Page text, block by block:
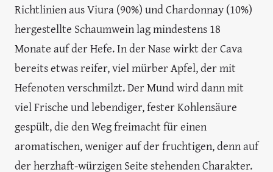
Richtlinien aus Viura (90%) und Chardonnay (10%)
hergestellte Schaumwein lag mindestens 18
Monate auf der Hefe. In der Nase wirkt der Cava
bereits etwas reifer, viel mürber Apfel, der mit
Hefenoten verschmilzt. Der Mund wird dann mit
viel Frische und lebendiger, fester Kohlensäure
gespült, die den Weg freimacht für einen
aromatischen, weniger auf der fruchtigen, denn auf
der herzhaft-würzigen Seite stehenden Charakter.